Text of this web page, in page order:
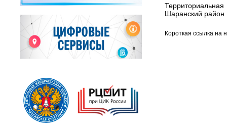
Шаранский район
Короткая ссылка на